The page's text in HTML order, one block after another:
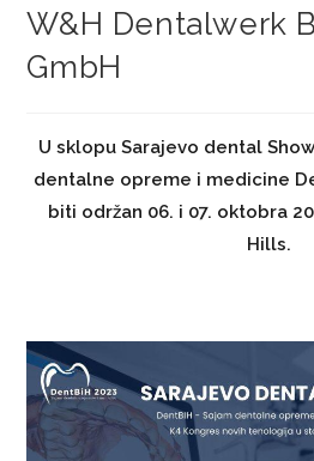
W&H Dentalwerk
GmbH
U sklopu Sarajevo dental
dentalne opreme i medicine
biti održan 06. i 07. oktobra
Hills.